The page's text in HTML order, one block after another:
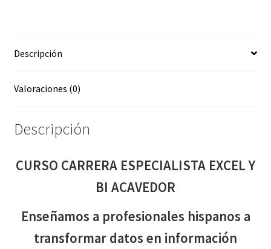
Descripción
Valoraciones (0)
Descripción
CURSO CARRERA ESPECIALISTA EXCEL Y
BI ACAVEDOR
Enseñamos a profesionales hispanos a
transformar datos en información